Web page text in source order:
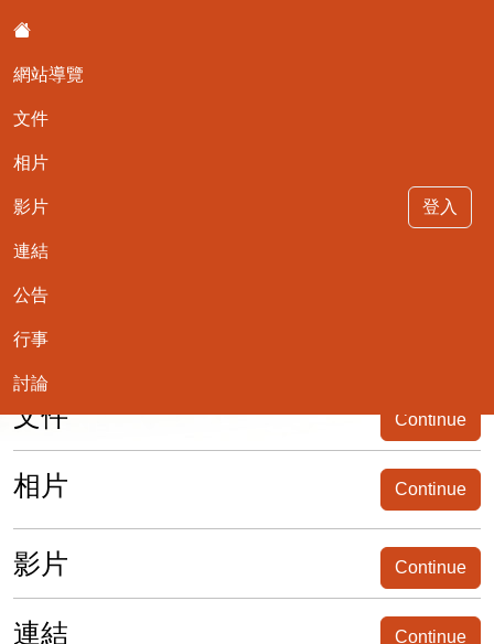
網站導覽
文件
相片
影片
連結
公告
行事
討論
登入
1
文件 Continue
相片 Continue
影片 Continue
連結 Continue